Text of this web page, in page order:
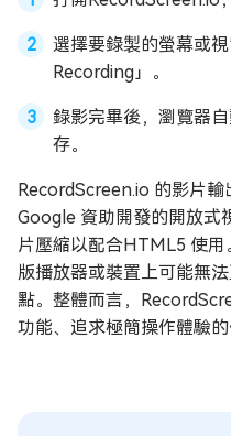
選擇要錄製的螢幕或
Recording」。
錄影完畢後，瀏覽器
存。
RecordScreen.io 的影片
Google 資助開發的開放式
片壓縮以配合HTML5 使
版播放器或裝置上可能無
點。整體而言，
功能、追求極簡操作體驗的